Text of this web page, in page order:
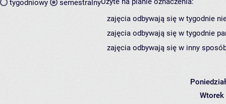
tygodniowy semestralny
zajęcia odbywają się w tygodnie
zajęcia odbywają się w tygodnie
zajęcia odbywają się w inny
Wtorek